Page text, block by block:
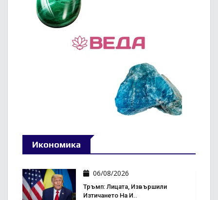
Икономика
06/08/2026
Тръмп: Лицата, Извършили
Изтичането На И..